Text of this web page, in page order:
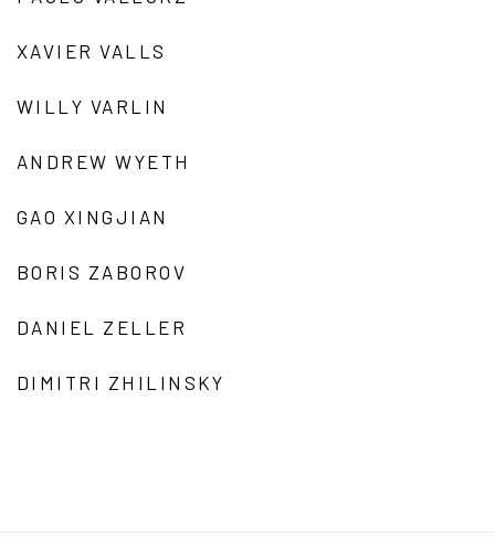
XAVIER VALLS
WILLY VARLIN
ANDREW WYETH
GAO XINGJIAN
BORIS ZABOROV
DANIEL ZELLER
DIMITRI ZHILINSKY